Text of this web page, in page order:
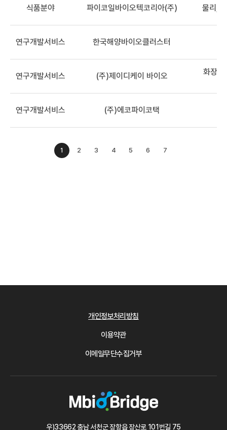
식품분야 파이코일바이오텍코리아(주) 물리,
연구개발서비스 한국해양바이오클러스터
연구개발서비스 (주)제이디케이 바이오 화장품
연구개발서비스 (주)에코파이코택
1 2 3 4 5 6 7
개인정보처리방침
이용약관
이메일무단수집거부
우)33662 충남 서천군 장항읍 장산로 101번길 75